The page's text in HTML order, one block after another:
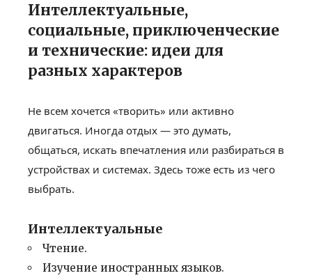
Интеллектуальные,
социальные, приключенческие
и технические: идеи для
разных характеров
Не всем хочется «творить» или активно
двигаться. Иногда отдых — это думать,
общаться, искать впечатления или разбираться в
устройствах и системах. Здесь тоже есть из чего
выбрать.
Интеллектуальные
Чтение.
Изучение иностранных языков.